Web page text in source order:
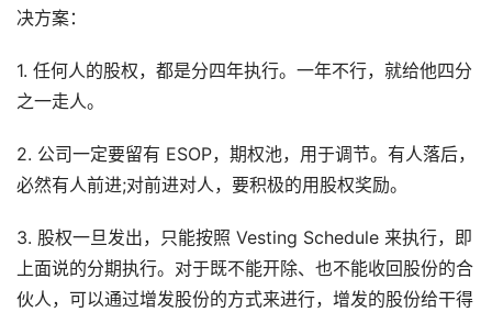
决方案：
1. 任何人的股权，都是分四年执行。一年不行，就给他四分
之一走人。
2. 公司一定要留有 ESOP，期权池，用于调节。有人落后，
必然有人前进;对前进对人，要积极的用股权奖励。
3. 股权一旦发出，只能按照 Vesting Schedule 来执行，即
上面说的分期执行。对于既不能开除、也不能收回股份的合
伙人，可以通过增发股份的方式来进行，增发的股份给干得